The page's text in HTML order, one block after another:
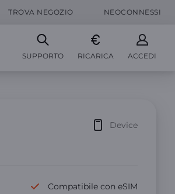
TROVA NEGOZIO NEOCONNESSI
SUPPORTO RICARICA ACCEDI
Device
Compatibile con eSIM